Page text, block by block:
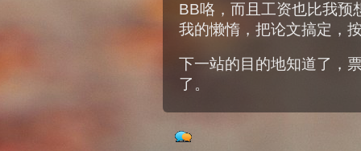
BB咯，而且工资也比我预
我的懒惰，把论文搞定，
下一站的目的地知道了，
了。